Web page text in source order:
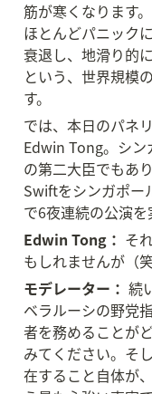
筋が寒くなります
ほとんどパニック
衰退し、地滑り的
という、世界規模
す。
では、本日のパネ
Edwin Tong。シン
の第二大臣でもあ
Swiftをシンガポー
で6夜連続の公演を
Edwin Tong： そ
もしれませんが（笑
モデレーター： 続
ベラルーシの野党
者を務めることが
みてください。そ
在すること自体が